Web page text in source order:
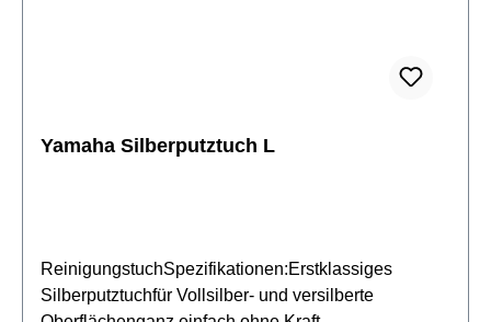
Yamaha Silberputztuch L
ReinigungstuchSpezifikationen:Erstklassiges
Silberputztuchfür Vollsilber- und versilberte